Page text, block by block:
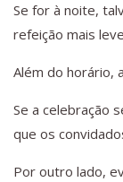
Se for à noite,
refeição mais
Além do horário,
Se a celebração
que os
Por outro lado,